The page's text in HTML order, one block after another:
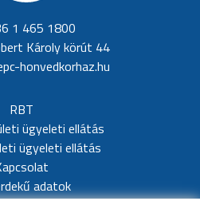
1 465 1800
Károly körút 44
honvedkorhaz.hu
RBT
ügyeleti ellátás
ügyeleti ellátás
adatok